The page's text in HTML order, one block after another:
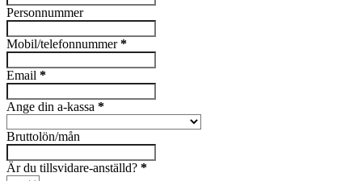
Personnummer
Mobil/telefonnummer*
Email *
Ange din a-kassa *
Bruttolön/mån
Är du tillsvidare-anställd? *